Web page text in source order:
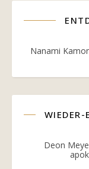
Nanami
Deon